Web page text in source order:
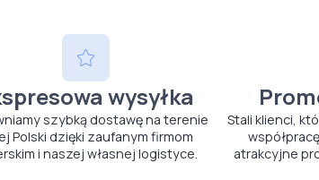
wysyłka
szybką dostawę na terenie
Polski dzięki zaufanym firmom
i naszej własnej logistyce.
Stali klienci,
atrakcyjne